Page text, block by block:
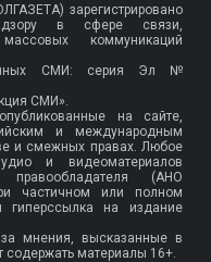
зарегистрировано
в сфере связи,
коммуникаций
СМИ: серия Эл №
СМИ».
на сайте,
и международным
и смежных правах. Любое
и видеоматериалов
(АНО
частичном или полном
гиперссылка на издание
за мнения, высказанные в
содержать материалы 16+.